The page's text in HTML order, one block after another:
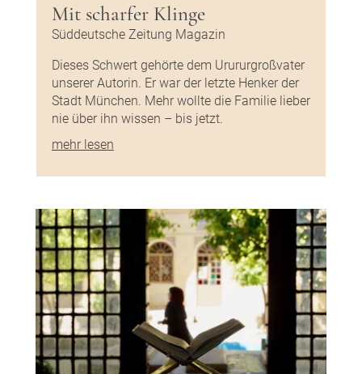
Mit scharfer Klinge
Süddeutsche Zeitung Magazin
Dieses Schwert gehörte dem Urururgroßvater
unserer Autorin. Er war der letzte Henker der
Stadt München. Mehr wollte die Familie lieber
nie über ihn wissen – bis jetzt.
mehr lesen